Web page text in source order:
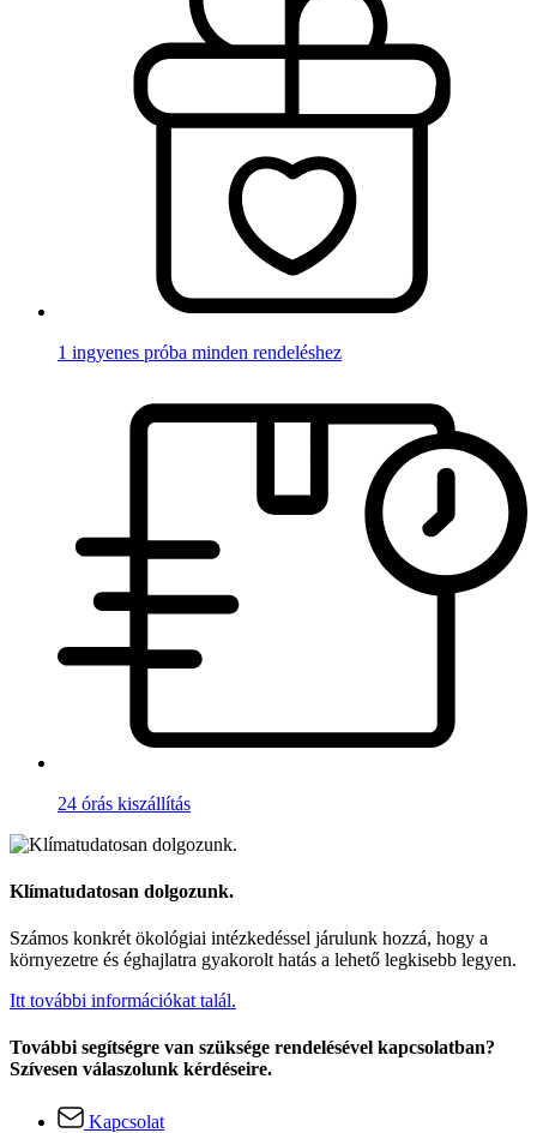
1 ingyenes próba minden rendeléshez
24 órás kiszállítás
Klímatudatosan dolgozunk.
Számos konkrét ökológiai intézkedéssel járulunk hozzá, hogy a
környezetre és éghajlatra gyakorolt hatás a lehető legkisebb legyen.
Itt további információkat talál.
További segítségre van szüksége rendelésével kapcsolatban?
Szívesen válaszolunk kérdéseire.
Kapcsolat